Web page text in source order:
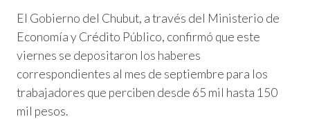
El Gobierno del Chubut, a través del Ministerio de
Economía y Crédito Público, confirmó que este
viernes se depositaron los haberes
correspondientes al mes de septiembre para los
trabajadores que perciben desde 65 mil hasta 150
mil pesos.